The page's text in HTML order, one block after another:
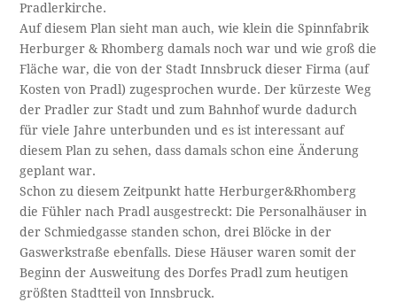
Pradlerkirche.
Auf diesem Plan sieht man auch, wie klein die Spinnfabrik
Herburger & Rhomberg damals noch war und wie groß die
Fläche war, die von der Stadt Innsbruck dieser Firma (auf
Kosten von Pradl) zugesprochen wurde. Der kürzeste Weg
der Pradler zur Stadt und zum Bahnhof wurde dadurch
für viele Jahre unterbunden und es ist interessant auf
diesem Plan zu sehen, dass damals schon eine Änderung
geplant war.
Schon zu diesem Zeitpunkt hatte Herburger&Rhomberg
die Fühler nach Pradl ausgestreckt: Die Personalhäuser in
der Schmiedgasse standen schon, drei Blöcke in der
Gaswerkstraße ebenfalls. Diese Häuser waren somit der
Beginn der Ausweitung des Dorfes Pradl zum heutigen
größten Stadtteil von Innsbruck.